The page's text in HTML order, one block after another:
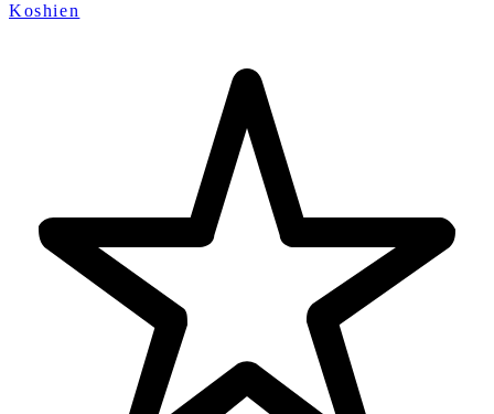
Koshien